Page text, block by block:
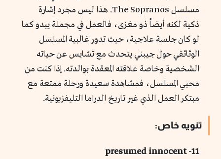
مسلسل The Sopranos. هذا ليس مجرد إشارة
ذكية لكنه أيضاً ذو مغزى، فالعمل في مجملة يبدو كما
لو كان جلسة علاجية، حيث تدور غالبية المسلسل
الوثائقي حول جيبني يتحدث مع تشايس عن حياته
الشخصية وخاصة علاقته المعقدة بوالدته. إذا كنت من
محبي المسلسل، فمشاهدة سعيدة ورحلة ممتعة مع
مبتكر العمل الذي غير تاريخ الدراما التليفزيونية.
تنويه خاص:
11- presumed innocent